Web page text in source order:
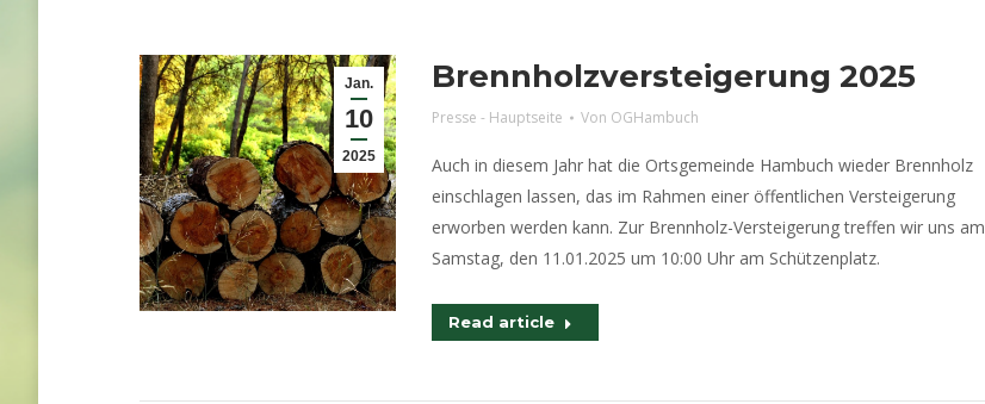
Jan.
10
2025
Brennholzversteigerung 2025
Presse - Hauptseite Von OGHambuch
Auch in diesem Jahr hat die Ortsgemeinde Hambuch wieder Brennholz
einschlagen lassen, das im Rahmen einer öffentlichen Versteigerung
erworben werden kann. Zur Brennholz-Versteigerung treffen wir uns am
Samstag, den 11.01.2025 um 10:00 Uhr am Schützenplatz.
Read article